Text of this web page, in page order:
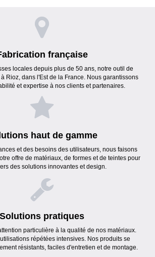
française
locales depuis plus de 50 ans, notre outil de
Rioz, dans l'Est de la France. Nous garantissons
et expertise à nos clients et partenaires.
haut de gamme
et des besoins des utilisateurs, nous faisons
offre de matériaux, de formes et de teintes pour
des solutions innovantes et design.
Solutions pratiques
particulière à la qualité de nos matériaux.
répétées intensives. Nos produits se
résistants, faciles d'entretien et de montage.